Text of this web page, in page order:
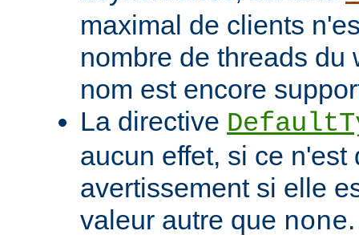
maximal de clients
nombre de threads du
nom est encore
La directive
aucun effet, si ce n'est
avertissement si elle
valeur autre que none